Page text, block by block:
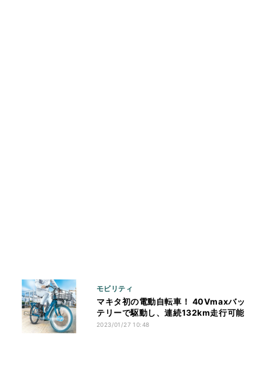
モビリティ
マキタ初の電動自転車！ 40Vmaxバッ
テリーで駆動し、連続132km走行可能
2023/01/27 10:48